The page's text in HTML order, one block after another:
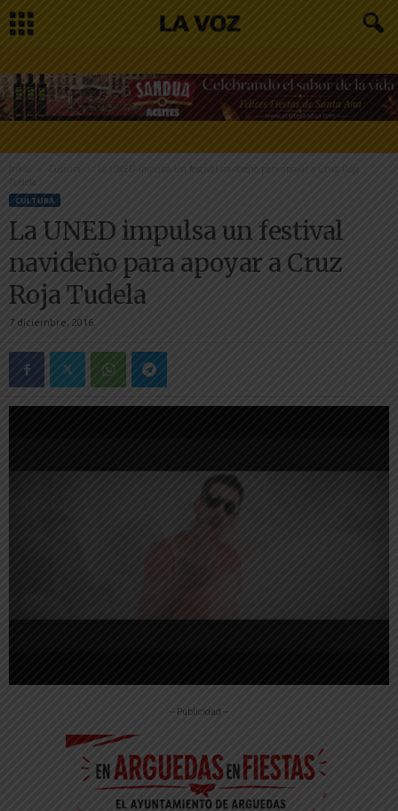
Inicio Cultura
La UNED impulsa un festival navideño para apoyar a Cruz Roja
Tudela
CULTURA
La UNED impulsa un festival
navideño para apoyar a Cruz
Roja Tudela
7 diciembre, 2016
-- Publicidad --